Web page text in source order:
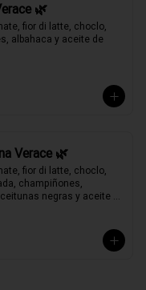
🌿
fior di latte, choclo,
albahaca y aceite de
Verace 🌿
fior di latte, choclo,
champiñones,
negras y aceite